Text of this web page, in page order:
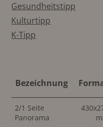
Gesundheitstipp
Kulturtipp
K-Tipp
Bezeichnung
2/1 Seite
Panorama